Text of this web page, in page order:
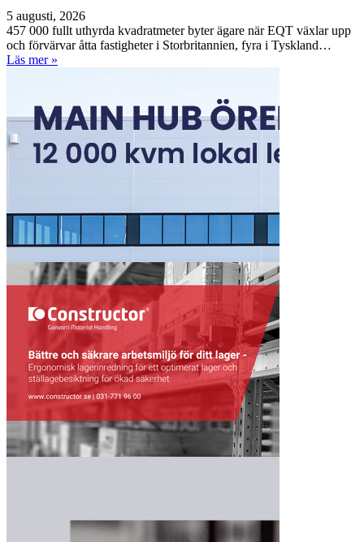
5 augusti, 2026
457 000 fullt uthyrda kvadratmeter byter ägare när EQT växlar upp
och förvärvar åtta fastigheter i Storbritannien, fyra i Tyskland…
Läs mer »